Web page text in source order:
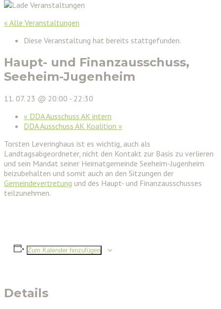
« Alle Veranstaltungen
Diese Veranstaltung hat bereits stattgefunden.
Haupt- und Finanzausschuss,
Seeheim-Jugenheim
11. 07. 23 @ 20:00 - 22:30
« DDA Ausschuss AK intern
DDA Ausschuss AK Koalition »
Torsten Leveringhaus ist es wichtig, auch als
Landtagsabgeordneter, nicht den Kontakt zur Basis zu verlieren
und sein Mandat seiner Heimatgemeinde Seeheim-Jugenheim
beizubehalten und somit auch an den Sitzungen der
Gemeindevertretung und des Haupt- und Finanzausschusses
teilzunehmen.
Zum Kalender hinzufügen
Details